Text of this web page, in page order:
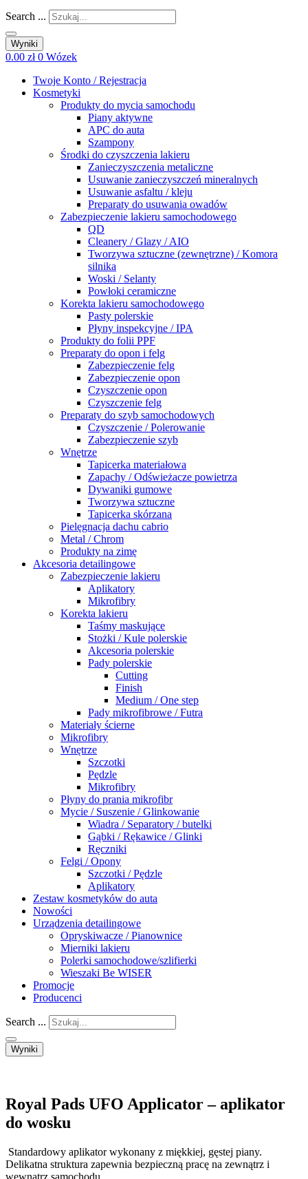
Search ...
Wyniki
0.00 zł 0 Wózek
Twoje Konto / Rejestracja
Kosmetyki
Produkty do mycia samochodu
Piany aktywne
APC do auta
Szampony
Środki do czyszczenia lakieru
Zanieczyszczenia metaliczne
Usuwanie zanieczyszczeń mineralnych
Usuwanie asfaltu / kleju
Preparaty do usuwania owadów
Zabezpieczenie lakieru samochodowego
QD
Cleanery / Glazy / AIO
Tworzywa sztuczne (zewnętrzne) / Komora
silnika
Woski / Selanty
Powłoki ceramiczne
Korekta lakieru samochodowego
Pasty polerskie
Płyny inspekcyjne / IPA
Produkty do folii PPF
Preparaty do opon i felg
Zabezpieczenie felg
Zabezpieczenie opon
Czyszczenie opon
Czyszczenie felg
Preparaty do szyb samochodowych
Czyszczenie / Polerowanie
Zabezpieczenie szyb
Wnętrze
Tapicerka materiałowa
Zapachy / Odświeżacze powietrza
Dywaniki gumowe
Tworzywa sztuczne
Tapicerka skórzana
Pielęgnacja dachu cabrio
Metal / Chrom
Produkty na zimę
Akcesoria detailingowe
Zabezpieczenie lakieru
Aplikatory
Mikrofibry
Korekta lakieru
Taśmy maskujące
Stożki / Kule polerskie
Akcesoria polerskie
Pady polerskie
Cutting
Finish
Medium / One step
Pady mikrofibrowe / Futra
Materiały ścierne
Mikrofibry
Wnętrze
Szczotki
Pędzle
Mikrofibry
Płyny do prania mikrofibr
Mycie / Suszenie / Glinkowanie
Wiadra / Separatory / butelki
Gąbki / Rękawice / Glinki
Ręczniki
Felgi / Opony
Szczotki / Pędzle
Aplikatory
Zestaw kosmetyków do auta
Nowości
Urządzenia detailingowe
Opryskiwacze / Pianownice
Mierniki lakieru
Polerki samochodowe/szlifierki
Wieszaki Be WISER
Promocje
Producenci
Search ...
Wyniki
Royal Pads UFO Applicator – aplikator
do wosku
Standardowy aplikator wykonany z miękkiej, gęstej piany.
Delikatna struktura zapewnia bezpieczną pracę na zewnątrz i
wewnątrz samochodu.